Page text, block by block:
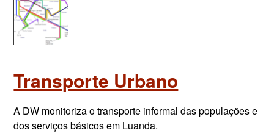
Transporte Urbano
A DW monitoriza o transporte informal das populações e
dos serviços básicos em Luanda.